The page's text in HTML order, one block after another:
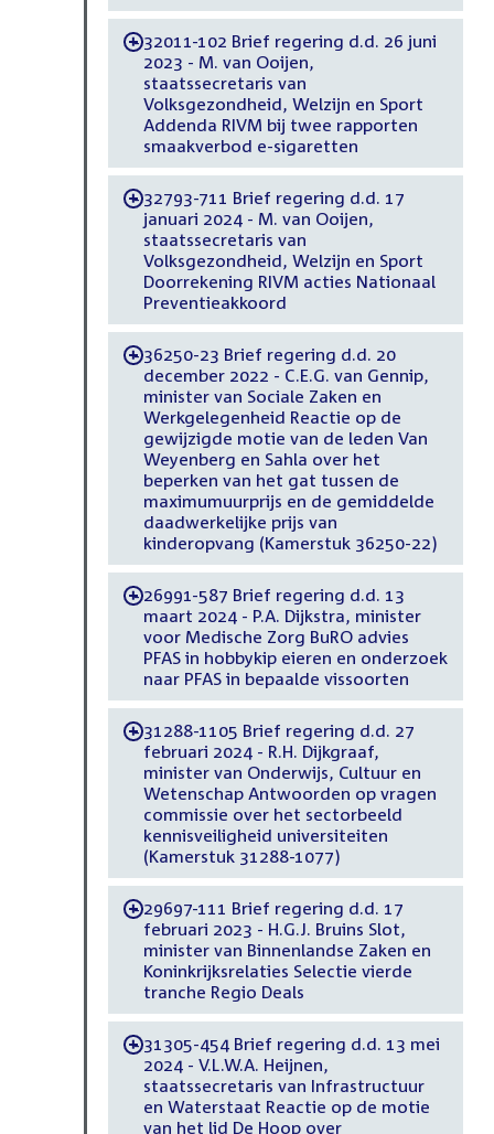
-32011-102 Brief regering d.d. 26 juni
2023 - M. van Ooijen,
staatssecretaris van
Volksgezondheid, Welzijn en Sport
Addenda RIVM bij twee rapporten
smaakverbod e-sigaretten
-32793-711 Brief regering d.d. 17
januari 2024 - M. van Ooijen,
staatssecretaris van
Volksgezondheid, Welzijn en Sport
Doorrekening RIVM acties Nationaal
Preventieakkoord
-36250-23 Brief regering d.d. 20
december 2022 - C.E.G. van Gennip,
minister van Sociale Zaken en
Werkgelegenheid Reactie op de
gewijzigde motie van de leden Van
Weyenberg en Sahla over het
beperken van het gat tussen de
maximumuurprijs en de gemiddelde
daadwerkelijke prijs van
kinderopvang (Kamerstuk 36250-22)
-26991-587 Brief regering d.d. 13
maart 2024 - P.A. Dijkstra, minister
voor Medische Zorg BuRO advies
PFAS in hobbykip eieren en onderzoek
naar PFAS in bepaalde vissoorten
-31288-1105 Brief regering d.d. 27
februari 2024 - R.H. Dijkgraaf,
minister van Onderwijs, Cultuur en
Wetenschap Antwoorden op vragen
commissie over het sectorbeeld
kennisveiligheid universiteiten
(Kamerstuk 31288-1077)
-29697-111 Brief regering d.d. 17
februari 2023 - H.G.J. Bruins Slot,
minister van Binnenlandse Zaken en
Koninkrijksrelaties Selectie vierde
tranche Regio Deals
-31305-454 Brief regering d.d. 13 mei
2024 - V.L.W.A. Heijnen,
staatssecretaris van Infrastructuur
en Waterstaat Reactie op de motie
van het lid De Hoop over